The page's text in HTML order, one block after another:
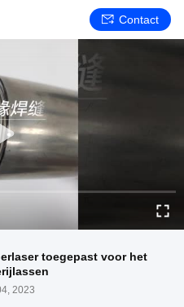
Contact
toegepast voor het
2023